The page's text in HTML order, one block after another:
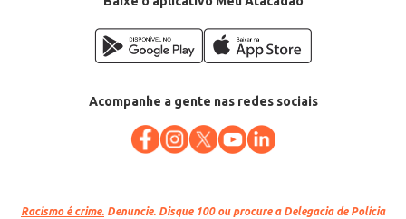
Acompanhe a gente nas redes sociais
Racismo é crime. Denuncie. Disque 100 ou procure a Delegacia de Polícia